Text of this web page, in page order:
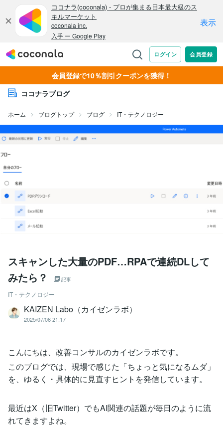
会員登録で10％割引クーポンを獲得！
ココナラブログ
ホーム ブログトップ ブログ IT・テクノロジー
スキャンした大量のPDF…RPAで連続DLして
みたら？
記事
IT・テクノロジー
KAIZEN Labo（カイゼンラボ）
2025/07/06 21:17
こんにちは、改善コンサルのカイゼンラボです。
このブログでは、現場で感じた「ちょっと気になるムダ」
を、ゆるく・具体的に見直すヒントを発信しています。
最近はX（旧Twitter）でもAI関連の話題が毎日のように流
れてきますよね。